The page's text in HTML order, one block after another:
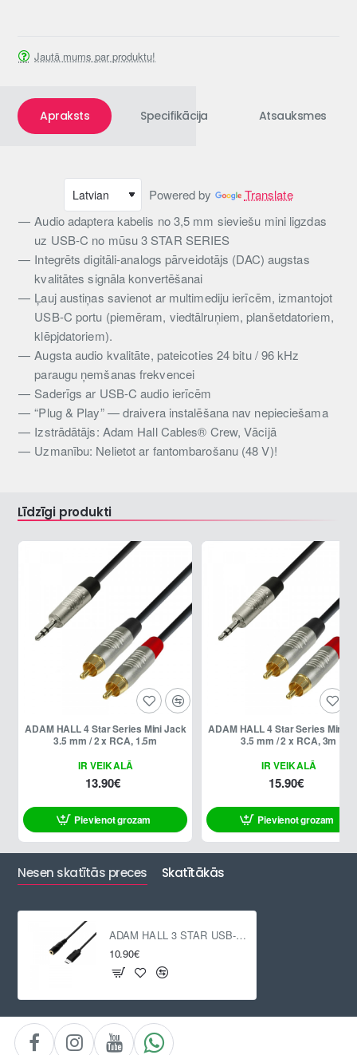
Jautā mums par produktu!
Apraksts Specifikācija Atsauksmes
Powered by
Translate
Audio adaptera kabelis no 3,5 mm sieviešu mini ligzdas
uz USB-C no mūsu 3 STAR SERIES
Integrēts digitāli-analogs pārveidotājs (DAC) augstas
kvalitātes signāla konvertēšanai
Ļauj austiņas savienot ar multimediju ierīcēm, izmantojot
USB-C portu (piemēram, viedtālruņiem, planšetdatoriem,
klēpjdatoriem).
Augsta audio kvalitāte, pateicoties 24 bitu / 96 kHz
paraugu ņemšanas frekvencei
Saderīgs ar USB-C audio ierīcēm
“Plug & Play” — draivera instalēšana nav nepieciešama
Izstrādātājs: Adam Hall Cables® Crew, Vācijā
Uzmanību: Nelietot ar fantombarošanu (48 V)!
Līdzīgi produkti
IR VEIKALĀ
ADAM HALL 4 Star Series Mini Jack
3.5 mm / 2 x RCA, 1.5m
13.90€
Pievienot grozam
IR VEIKALĀ
ADAM HALL 4 Star Series Mini Jack
3.5 mm / 2 x RCA, 3m
15.90€
Pievienot grozam
Nesen skatītās preces Skatītākās
ADAM HALL 3 STAR USB-C / Mini Jack socket 3.5 mm, 0.2m
10.90€